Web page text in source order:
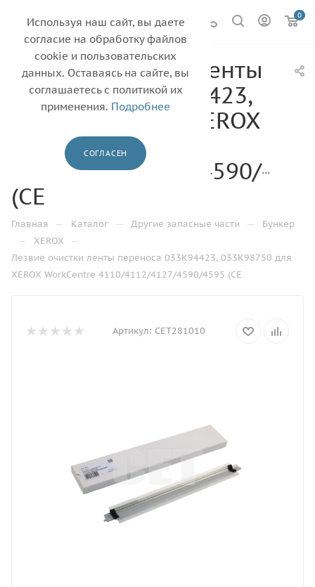
0
Лезвие очистки ленты
переноса 033K94423,
033K98750 для XEROX
WorkCentre
4110/4112/4127/4590/4595
(CE
Главная — Каталог — Другие запасные части — Бункер
— XEROX —
Лезвие очистки ленты переноса 033K94423, 033K98750 для
XEROX WorkCentre 4110/4112/4127/4590/4595 (CE
Артикул: CET281010
Используя наш сайт, вы даете
согласие на обработку файлов
cookie и пользовательских
данных. Оставаясь на сайте, вы
соглашаетесь с политикой их
применения. Подробнее
СОГЛАСЕН